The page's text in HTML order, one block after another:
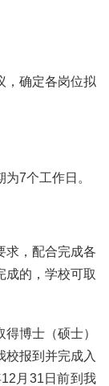
，确定各岗位拟
7个工作日。
求，配合完成各
成的，学校可取
博士（硕士）
校报到并完成入
月31日前到我